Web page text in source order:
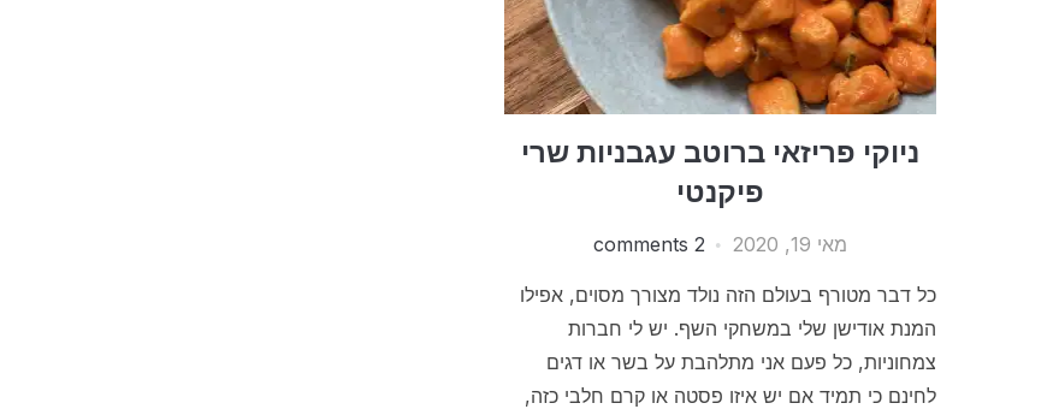
ניוקי פריזאי ברוטב עגבניות שרי
פיקנטי
מאי 19, 2020 2 comments
כל דבר מטורף בעולם הזה נולד מצורך מסוים, אפילו
המנת אודישן שלי במשחקי השף. יש לי חברות
צמחוניות, כל פעם אני מתלהבת על בשר או דגים
לחינם כי תמיד אם יש איזו פסטה או קרם חלבי כזה,